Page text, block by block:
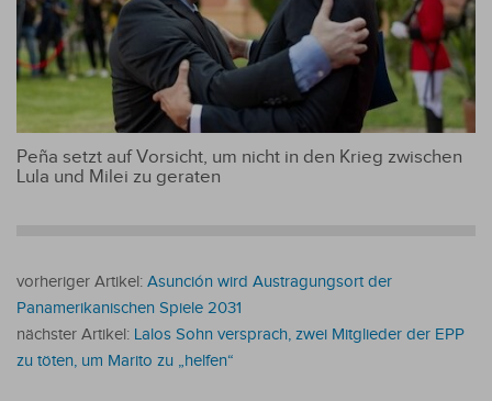
Peña setzt auf Vorsicht, um nicht in den Krieg zwischen
Lula und Milei zu geraten
vorheriger Artikel: Asunción wird Austragungsort der
Panamerikanischen Spiele 2031
nächster Artikel: Lalos Sohn versprach, zwei Mitglieder der EPP
zu töten, um Marito zu „helfen“